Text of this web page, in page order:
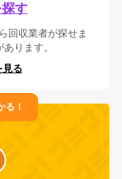
す
回収業者が探せま
ります。
見る
る！